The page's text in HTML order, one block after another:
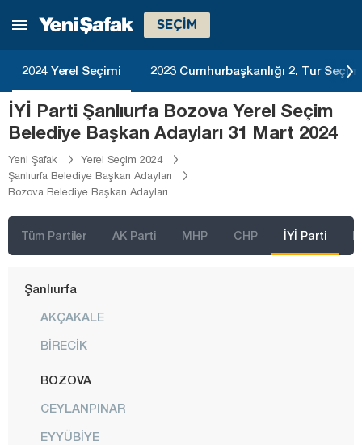
SEÇİM
2024 Yerel Seçimi 2023 Cumhurbaşkanlığı 2. Tur
İYİ Parti Şanlıurfa Bozova Yerel Seçim
Belediye Başkan Adayları 31 Mart 2024
Yeni Şafak
Yerel Seçim 2024
Şanlıurfa Belediye Başkan Adayları
Bozova Belediye Başkan Adayları
Tüm Partiler AK Parti MHP CHP İYİ Parti
Niğde
Rize
Sakarya
Samsun
Siirt
Sivas
Şanlıurfa
AKÇAKALE
BİRECİK
BOZOVA
CEYLANPINAR
EYYÜBİYE